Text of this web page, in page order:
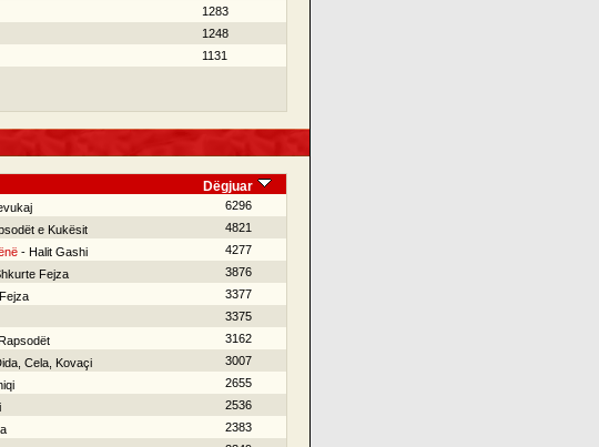
1283
1248
1131
Dëgjuar
6296
e Kukësit
4821
- Halit Gashi
4277
Fejza
3876
3377
3375
3162
Cela, Kovaçi
3007
2655
2536
2383